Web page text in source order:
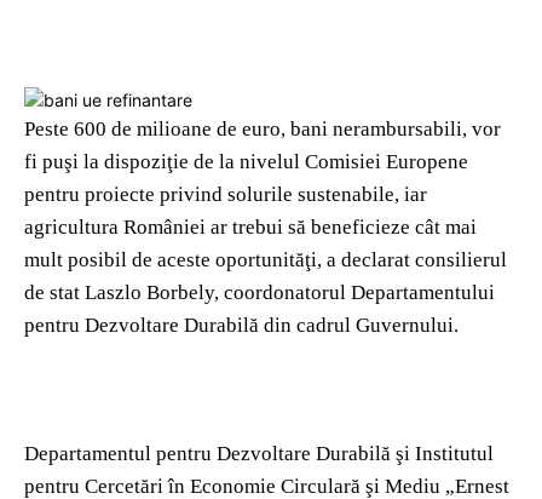
Peste 600 de milioane de euro, bani nerambursabili, vor
fi puşi la dispoziţie de la nivelul Comisiei Europene
pentru proiecte privind solurile sustenabile, iar
agricultura României ar trebui să beneficieze cât mai
mult posibil de aceste oportunităţi, a declarat consilierul
de stat Laszlo Borbely, coordonatorul Departamentului
pentru Dezvoltare Durabilă din cadrul Guvernului.
Departamentul pentru Dezvoltare Durabilă şi Institutul
pentru Cercetări în Economie Circulară şi Mediu „Ernest